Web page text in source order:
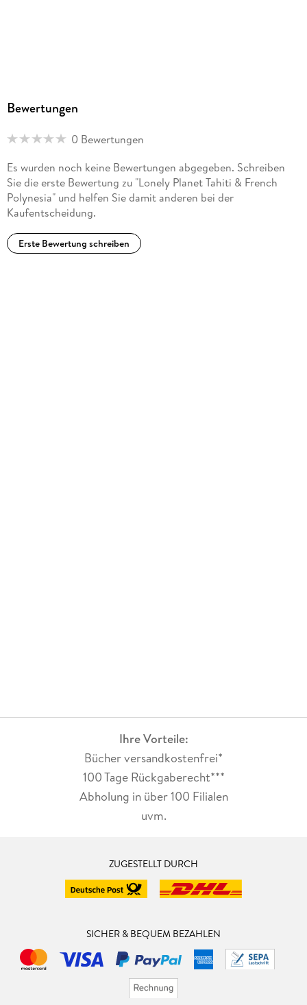
Bewertungen
0 Bewertungen
Es wurden noch keine Bewertungen abgegeben. Schreiben
Sie die erste Bewertung zu "Lonely Planet Tahiti & French
Polynesia" und helfen Sie damit anderen bei der
Kaufentscheidung.
Erste Bewertung schreiben
Ihre Vorteile:
Bücher versandkostenfrei*
100 Tage Rückgaberecht***
Abholung in über 100 Filialen
uvm.
ZUGESTELLT DURCH
SICHER & BEQUEM BEZAHLEN